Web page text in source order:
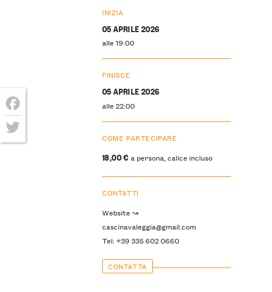
INIZIA
05 APRILE 2026
alle 19:00
FINISCE
05 APRILE 2026
alle 22:00
COME PARTECIPARE
18,00 € a persona, calice incluso
CONTATTI
Website ↝
cascinavaleggia@gmail.com
Tel: +39 335 602 0660
CONTATTA
Facebook
Twitter